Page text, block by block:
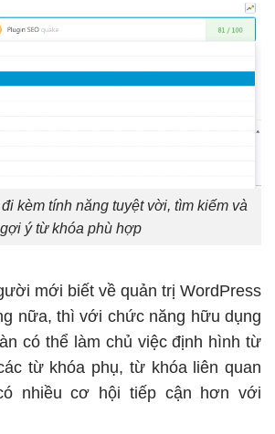
kèm tính năng tuyệt vời, tìm kiếm và
gợi ý từ khóa phù hợp
mới biết về quản trị WordPress
nữa, thì với chức năng hữu dụng
có thể làm chủ việc định hình từ
từ khóa phụ, từ khóa liên quan
nhiều cơ hội tiếp cận hơn với